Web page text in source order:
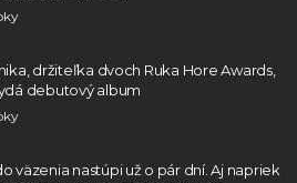
držiteľka dvoch Ruka Hore Awards,
debutový album
väzenia nastúpi už o pár dní. Aj napriek